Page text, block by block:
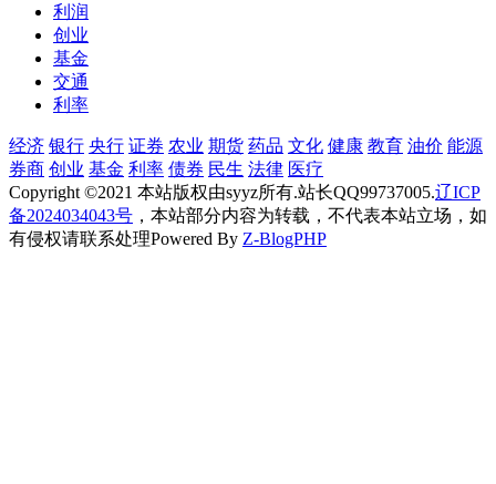
利润
创业
基金
交通
利率
经济 银行 央行 证券 农业 期货 药品 文化 健康 教育 油价 能源
券商 创业 基金 利率 债券 民生 法律 医疗
Copyright ©2021 本站版权由syyz所有.站长QQ99737005.辽ICP
备2024034043号 ，本站部分内容为转载，不代表本站立场，如
有侵权请联系处理Powered By Z-BlogPHP